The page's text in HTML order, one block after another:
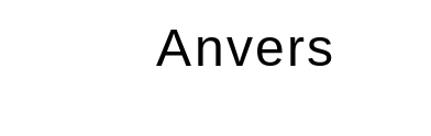
Anvers